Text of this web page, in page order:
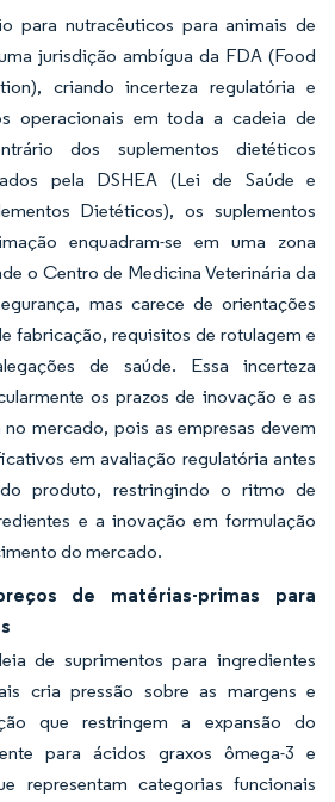
para nutracêuticos para animais de
jurisdição ambígua da FDA (Food
criando incerteza regulatória e
operacionais em toda a cadeia de
dos suplementos dietéticos
pela DSHEA (Lei de Saúde e
Dietéticos), os suplementos
enquadram-se em uma zona
o Centro de Medicina Veterinária da
mas carece de orientações
fabricação, requisitos de rotulagem e
de saúde. Essa incerteza
os prazos de inovação e as
mercado, pois as empresas devem
em avaliação regulatória antes
produto, restringindo o ritmo de
e a inovação em formulação
do mercado.
de matérias-primas para
de suprimentos para ingredientes
cria pressão sobre as margens e
que restringem a expansão do
para ácidos graxos ômega-3 e
representam categorias funcionais